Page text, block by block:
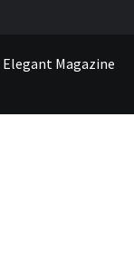
Elegant Magazine